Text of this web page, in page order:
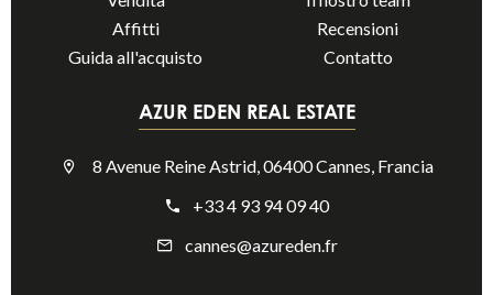
Affitti
Guida all'acquisto
Recensioni
Contatto
AZUR EDEN REAL ESTATE
8 Avenue Reine Astrid, 06400 Cannes, Francia
+33 4 93 94 09 40
cannes@azureden.fr